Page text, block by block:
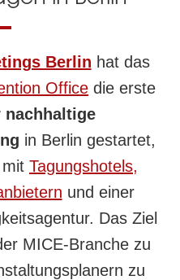
Berlin hat das
Office die erste
in Berlin gestartet,
Tagungshotels,
und einer
Das Ziel
MICE-Branche zu
zu